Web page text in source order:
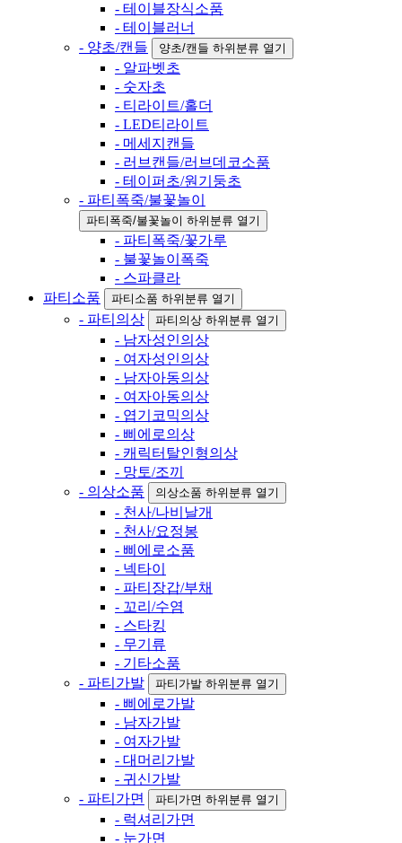
- 테이블장식소품
- 테이블러너
- 양초/캔들
양초/캔들 하위분류 열기
- 알파벳초
- 숫자초
- 티라이트/홀더
- LED티라이트
- 메세지캔들
- 러브캔들/러브데코소품
- 테이퍼초/원기둥초
- 파티폭죽/불꽃놀이
파티폭죽/불꽃놀이 하위분류 열기
- 파티폭죽/꽃가루
- 불꽃놀이폭죽
- 스파클라
파티소품
파티소품 하위분류 열기
- 파티의상 파티의상 하위분류 열기
- 남자성인의상
- 여자성인의상
- 남자아동의상
- 여자아동의상
- 엽기코믹의상
- 삐에로의상
- 캐릭터탈인형의상
- 망토/조끼
- 의상소품
의상소품 하위분류 열기
- 천사/나비날개
- 천사/요정봉
- 삐에로소품
- 넥타이
- 파티장갑/부채
- 꼬리/수염
- 스타킹
- 무기류
- 기타소품
- 파티가발
파티가발 하위분류 열기
- 삐에로가발
- 남자가발
- 여자가발
- 대머리가발
- 귀신가발
- 파티가면
파티가면 하위분류 열기
- 럭셔리가면
- 눈가면